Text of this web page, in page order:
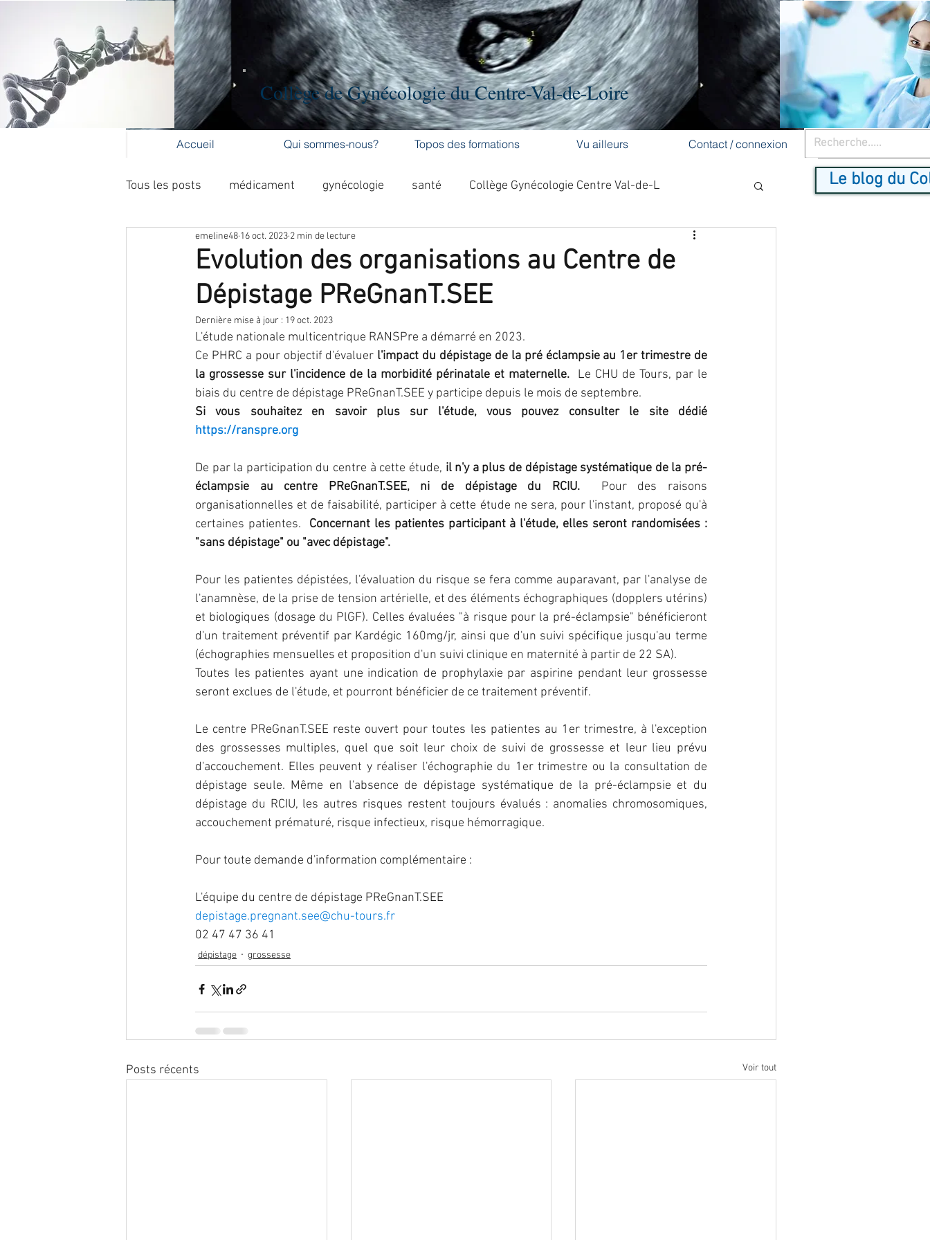
Collège de Gynécologie du Centre-Val-de-Loire
Accueil Qui sommes-nous? Topos des formations Vu ailleurs Contact / connexion
Tous les posts médicament gynécologie santé Collège Gynécologie Centre Val-de-L
Formation médicale continue activité physique cancer du sein
cancer du col cancer de l'ovaire contraception contraception
endométriose Infection IST IVG fausse-couche grossesse malformation
nutrition oncogénétique PMA préservation de fertilité stérilisation ostéoporose
reproduction Traitement hormonal de ménopause
Evolution des organisations au Centre de
Dépistage PReGnanT.SEE
emeline48 16 oct. 2023 2 min de lecture
Dernière mise à jour : 19 oct. 2023
L'étude nationale multicentrique RANSPre a démarré en 2023.
Ce PHRC a pour objectif d'évaluer l'impact du dépistage de la pré éclampsie au 1er trimestre de
la grossesse sur l'incidence de la morbidité périnatale et maternelle.
Le CHU de Tours, par le
biais du centre de dépistage PReGnanT.SEE y participe depuis le mois de septembre.
https://ranspre.org
De par la participation du centre à cette étude, il n'y a plus de dépistage systématique de la pré-
éclampsie au centre PReGnanT.SEE, ni de dépistage du RCIU.
Pour des raisons
organisationnelles et de faisabilité, participer à cette étude ne sera, pour l'instant, proposé qu'à
certaines patientes. Concernant les patientes participant à l'étude, elles seront randomisées :
"sans dépistage" ou "avec dépistage".
Pour les patientes dépistées, l'évaluation du risque se fera comme auparavant, par l'analyse de
l'anamnèse, de la prise de tension artérielle, et des éléments échographiques (dopplers utérins)
et biologiques (dosage du PlGF). Celles évaluées "à risque pour la pré-éclampsie" bénéficieront
d'un traitement préventif par Kardégic 160mg/jr, ainsi que d'un suivi spécifique jusqu'au terme
(échographies mensuelles et proposition d'un suivi clinique en maternité à partir de 22 SA).
Toutes les patientes ayant une indication de prophylaxie par aspirine pendant leur grossesse
seront exclues de l'étude, et pourront bénéficier de ce traitement préventif.
Le centre PReGnanT.SEE reste ouvert pour toutes les patientes au 1er trimestre, à l'exception
des grossesses multiples, quel que soit leur choix de suivi de grossesse et leur lieu prévu
d'accouchement. Elles peuvent y réaliser l'échographie du 1er trimestre ou la consultation de
dépistage seule. Même en l'absence de dépistage systématique de la pré-éclampsie et du
dépistage du RCIU, les autres risques restent toujours évalués : anomalies chromosomiques,
accouchement prématuré, risque infectieux, risque hémorragique.
Pour toute demande d'information complémentaire :
L'équipe du centre de dépistage PReGnanT.SEE
depistage.pregnant.see@chu-tours.fr
02 47 47 36 41
dépistage grossesse
Posts récents Voir tout
Le blog du